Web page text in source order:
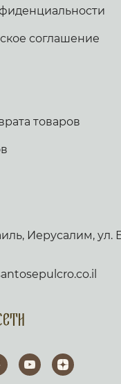
соглашение
товаров
Иерусалим, ул.